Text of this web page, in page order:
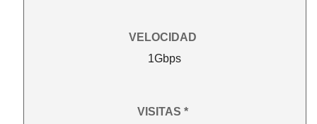
VELOCIDAD
1Gbps
VISITAS *